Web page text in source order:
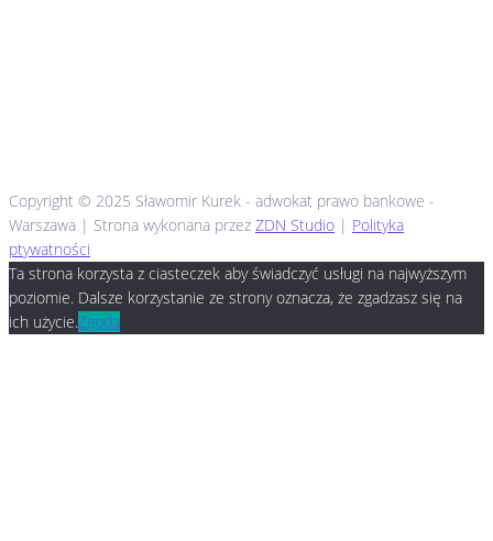
Copyright © 2025 Sławomir Kurek - adwokat prawo bankowe -
Warszawa | Strona wykonana przez ZDN Studio | Polityka
ptywatności
Ta strona korzysta z ciasteczek aby świadczyć usługi na najwyższym
poziomie. Dalsze korzystanie ze strony oznacza, że zgadzasz się na
ich użycie.Zgoda